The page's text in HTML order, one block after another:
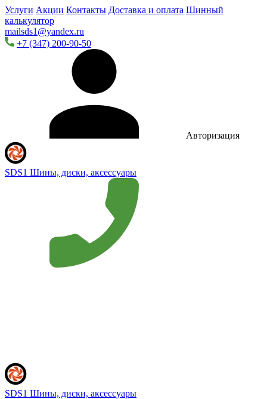
Услуги Акции Контакты Доставка и оплата Шинный
калькулятор
mailsds1@yandex.ru
+7 (347) 200-90-50
Авторизация
SDS1 Шины, диски, аксессуары
SDS1 Шины, диски, аксессуары